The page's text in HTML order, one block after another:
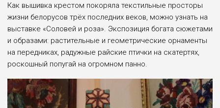
Как вышивка крестом покоряла текстильные просторы
жизни белорусов трёх последних веков, можно узнать на
выставке «Соловей и роза». Экспозиция богата сюжетами
и образами: растительные и геометрические орнаменты
на передниках, радужные райские птички на скатертях,
роскошный попугай на огромном панно.